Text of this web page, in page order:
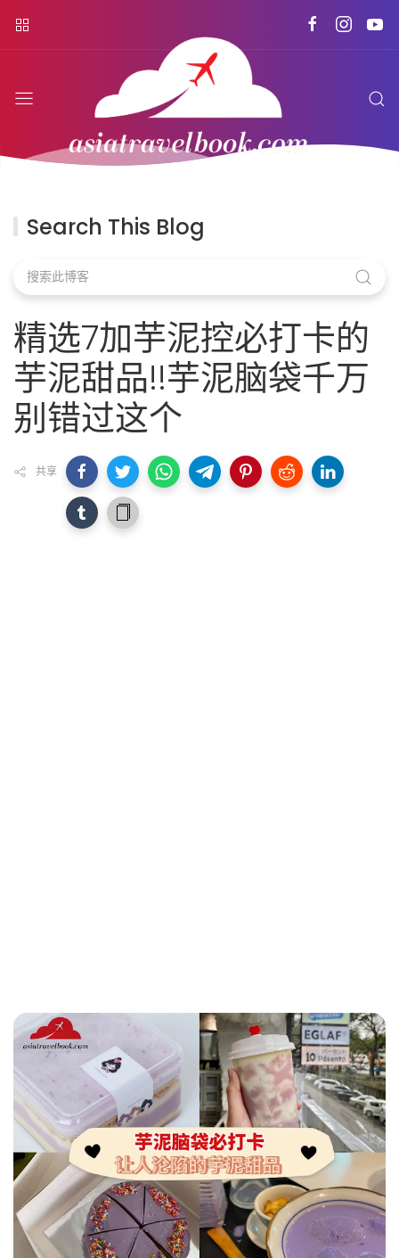
Search This Blog
精选7加芋泥控必打卡的
芋泥甜品!!芋泥脑袋千万
别错过这个
共享